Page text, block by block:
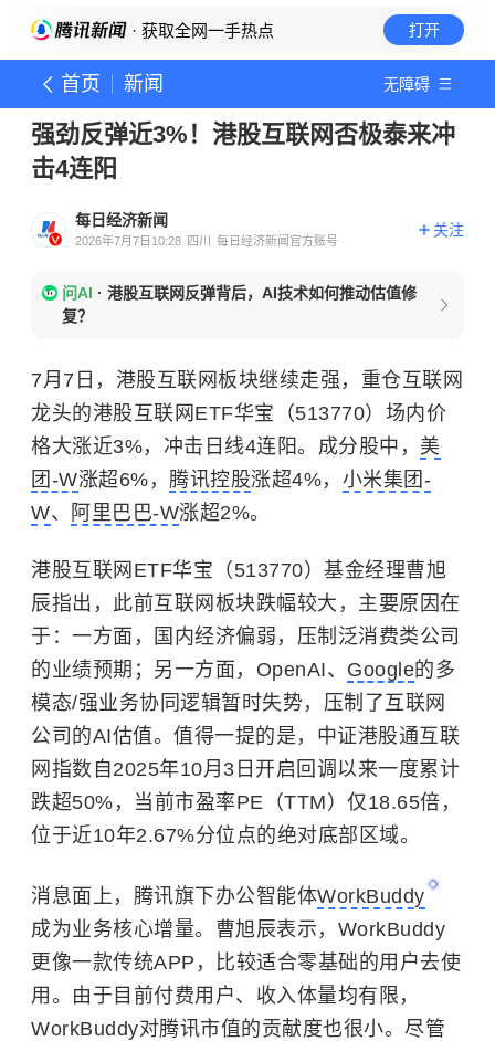
· 获取全网一手热点 打开
首页 新闻 无障碍
强劲反弹近3%！港股互联网否极泰来冲
击4连阳
每日经济新闻
2026年7月7日10:28 四川 每日经济新闻官方账号
关注
问AI · 港股互联网反弹背后，AI技术如何推动估值修
复？
7月7日，港股互联网板块继续走强，重仓互联网
龙头的港股互联网ETF华宝（513770）场内价
格大涨近3%，冲击日线4连阳。成分股中， 美
团-W涨超6%， 腾讯控股涨超4%， 小米集团-
W、 阿里巴巴-W涨超2%。
港股互联网ETF华宝（513770）基金经理曹旭
辰指出，此前互联网板块跌幅较大，主要原因在
于：一方面，国内经济偏弱，压制泛消费类公司
的业绩预期；另一方面，OpenAI、 Google的多
模态/强业务协同逻辑暂时失势，压制了互联网
公司的AI估值。值得一提的是，中证港股通互联
网指数自2025年10月3日开启回调以来一度累计
跌超50%，当前市盈率PE（TTM）仅18.65倍，
位于近10年2.67%分位点的绝对底部区域。
消息面上，腾讯旗下办公智能体WorkBuddy
成为业务核心增量。曹旭辰表示，WorkBuddy
更像一款传统APP，比较适合零基础的用户去使
用。由于目前付费用户、收入体量均有限，
WorkBuddy对腾讯市值的贡献度也很小。尽管